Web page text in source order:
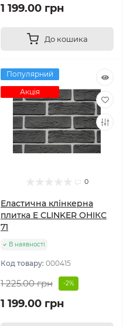
1 199.00 грн
До кошика
Популярний
Акція
0
Еластична клінкерна
плитка E СLINKER ОНІКС
71
В наявності
Код товару: 000415
1 225.00 грн -2%
1 199.00 грн